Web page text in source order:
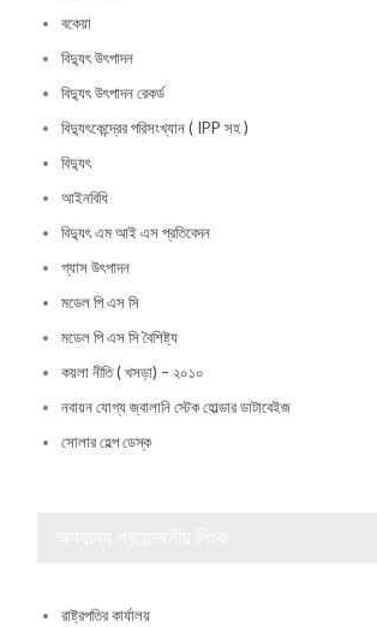
বকেয়া
বিদ্যুৎ উৎপাদন
বিদ্যুৎ উৎপাদন রেকর্ড
বিদ্যুৎকেন্দ্রের পরিসংখ্যান ( IPP সহ )
বিদ্যুৎ
আইনবিধি
বিদ্যুৎ এম আই এস প্রতিবেদন
গ্যাস উৎপাদন
মডেল পি এস সি
মডেল পি এস সি বৈশিষ্ট্য
কয়লা নীতি ( খসড়া) – ২০১০
নবায়ন যোগ্য জ্বালানি স্টেক হোল্ডার ডাটাবেইজ
সোলার হেল্প ডেস্ক
রাষ্ট্রপতির কার্যালয়